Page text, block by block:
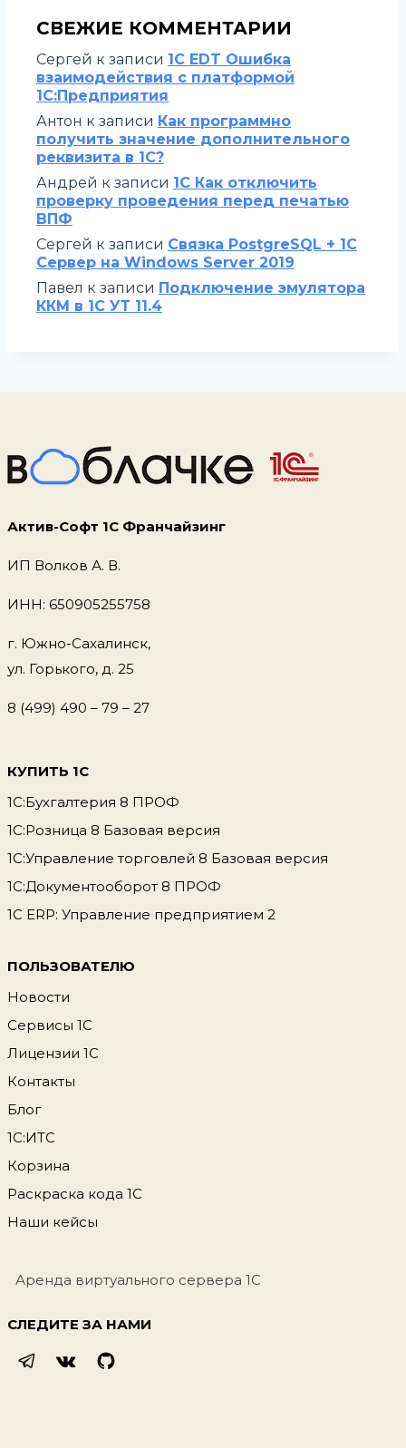
СВЕЖИЕ КОММЕНТАРИИ
Сергей к записи 1C EDT Ошибка
взаимодействия с платформой
1С:Предприятия
Антон к записи Как программно
получить значение дополнительного
реквизита в 1С?
Андрей к записи 1С Как отключить
проверку проведения перед печатью
ВПФ
Сергей к записи Связка PostgreSQL + 1С
Сервер на Windows Server 2019
Павел к записи Подключение эмулятора
ККМ в 1С УТ 11.4
Актив-Софт 1С Франчайзинг
ИП Волков А. В.
ИНН: 650905255758
г. Южно-Сахалинск,
ул. Горького, д. 25
8 (499) 490 – 79 – 27
КУПИТЬ 1С
1С:Бухгалтерия 8 ПРОФ
1С:Розница 8 Базовая версия
1С:Управление торговлей 8 Базовая версия
1С:Документооборот 8 ПРОФ
1С ERP: Управление предприятием 2
ПОЛЬЗОВАТЕЛЮ
Новости
Сервисы 1С
Лицензии 1С
Контакты
Блог
1С:ИТС
Корзина
Раскраска кода 1С
Наши кейсы
Аренда виртуального сервера 1С
СЛЕДИТЕ ЗА НАМИ